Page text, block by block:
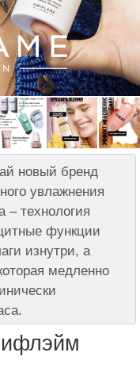
новый бренд
увлажнения
– технология
функции
изнутри, а
медленно